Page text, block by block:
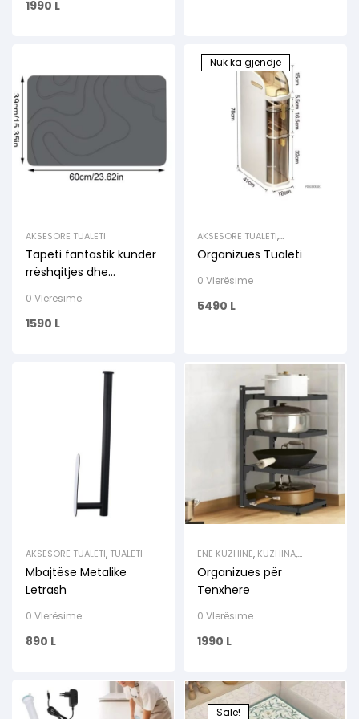
1990 L
AKSESORE TUALETI
Tapeti fantastik kundër
rrëshqitjes dhe
0 Vlerësime
1590 L
Nuk ka gjëndje
AKSESORE TUALETI,
ORGANIZUES
Organizues Tualeti
0 Vlerësime
5490 L
AKSESORE TUALETI, TUALETI
Mbajtëse Metalike
Letrash
0 Vlerësime
890 L
ENE KUZHINE, KUZHINA,
ORGANIZUES
RAFTE
MBAJTESE
Organizues për
Tenxhere
0 Vlerësime
1990 L
Sale!